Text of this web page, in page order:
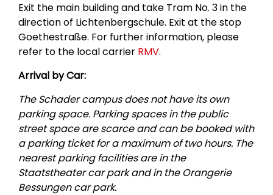
Exit the main building and take Tram No. 3 in the
direction of Lichtenbergschule. Exit at the stop
Goethestraße. For further information, please
refer to the local carrier RMV.
Arrival by Car:
The Schader campus does not have its own
parking space. Parking spaces in the public
street space are scarce and can be booked with
a parking ticket for a maximum of two hours. The
nearest parking facilities are in the
Staatstheater car park and in the Orangerie
Bessungen car park.